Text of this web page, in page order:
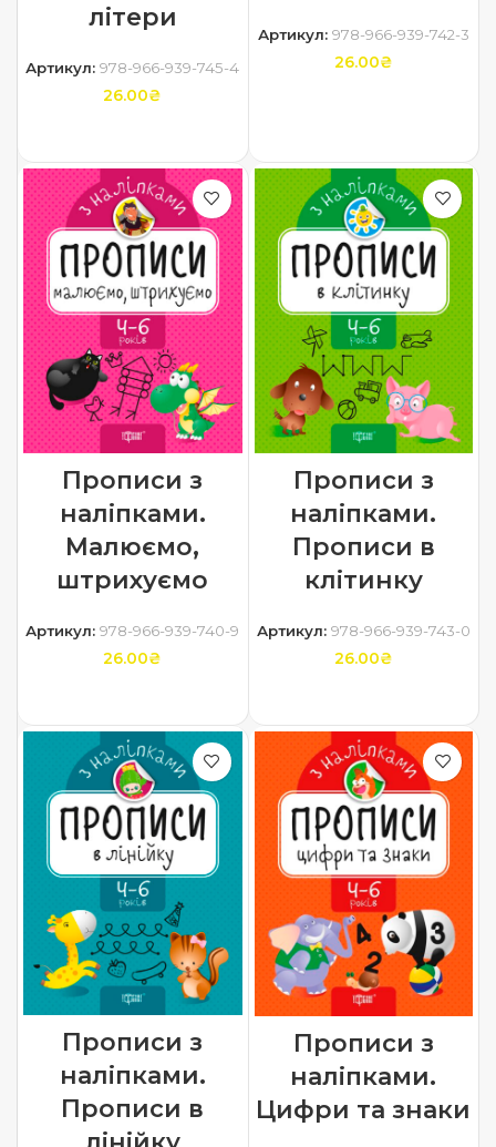
літери
Артикул:978-966-939-745-4
26.00₴
Артикул: 978-966-939-742-3
26.00₴
Прописи з
наліпками.
Малюємо,
штрихуємо
Артикул:978-966-939-740-9
26.00₴
Прописи з
наліпками.
Прописи в
клітинку
Артикул: 978-966-939-743-0
26.00₴
Прописи з
наліпками.
Прописи в
Прописи з
наліпками.
Цифри та знаки